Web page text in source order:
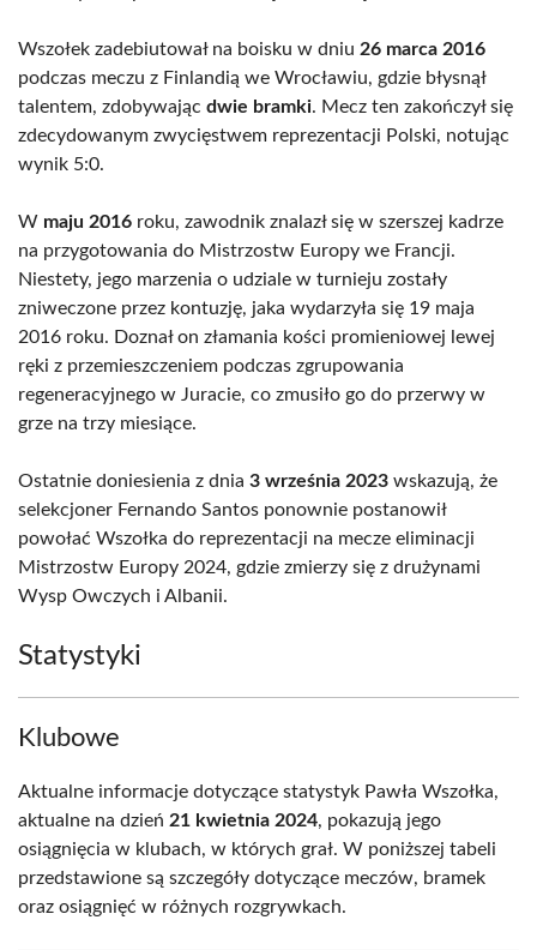
Wszołek zadebiutował na boisku w dniu 26 marca 2016
podczas meczu z Finlandią we Wrocławiu, gdzie błysnął
talentem, zdobywając dwie bramki. Mecz ten zakończył się
zdecydowanym zwycięstwem reprezentacji Polski, notując
wynik 5:0.
W maju 2016 roku, zawodnik znalazł się w szerszej kadrze
na przygotowania do Mistrzostw Europy we Francji.
Niestety, jego marzenia o udziale w turnieju zostały
zniweczone przez kontuzję, jaka wydarzyła się 19 maja
2016 roku. Doznał on złamania kości promieniowej lewej
ręki z przemieszczeniem podczas zgrupowania
regeneracyjnego w Juracie, co zmusiło go do przerwy w
grze na trzy miesiące.
Ostatnie doniesienia z dnia 3 września 2023 wskazują, że
selekcjoner Fernando Santos ponownie postanowił
powołać Wszołka do reprezentacji na mecze eliminacji
Mistrzostw Europy 2024, gdzie zmierzy się z drużynami
Wysp Owczych i Albanii.
Statystyki
Klubowe
Aktualne informacje dotyczące statystyk Pawła Wszołka,
aktualne na dzień 21 kwietnia 2024, pokazują jego
osiągnięcia w klubach, w których grał. W poniższej tabeli
przedstawione są szczegóły dotyczące meczów, bramek
oraz osiągnięć w różnych rozgrywkach.